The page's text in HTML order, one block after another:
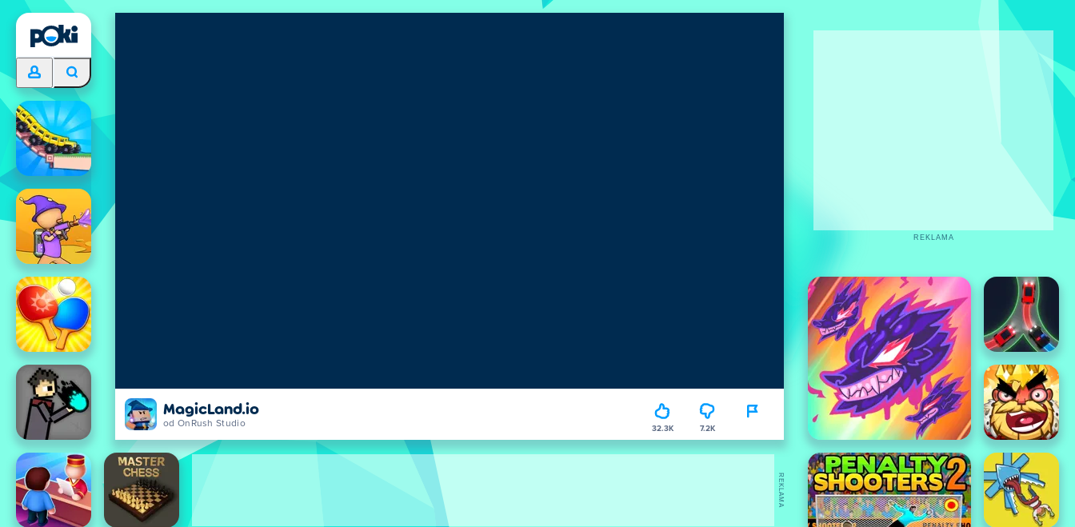
MagicLand.io
od OnRush Studio 32.3K 7.2K
REKLAMA
REKLAMA